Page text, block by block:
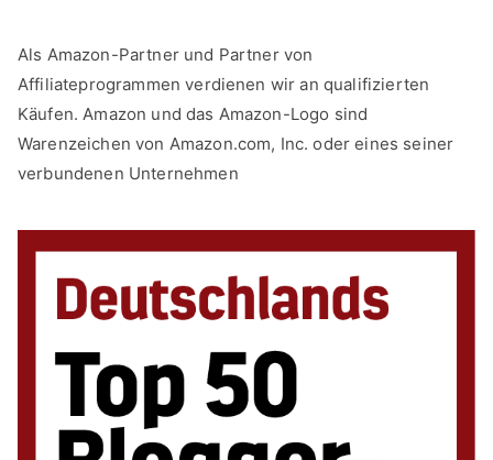
Als Amazon-Partner und Partner von
Affiliateprogrammen verdienen wir an qualifizierten
Käufen. Amazon und das Amazon-Logo sind
Warenzeichen von Amazon.com, Inc. oder eines seiner
verbundenen Unternehmen